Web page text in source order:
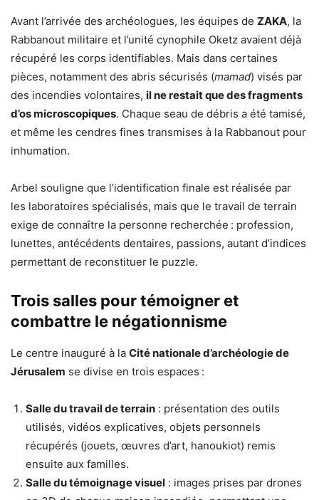
Avant l’arrivée des archéologues, les équipes de ZAKA, la
Rabbanout militaire et l’unité cynophile Oketz avaient déjà
récupéré les corps identifiables. Mais dans certaines
pièces, notamment des abris sécurisés (mamad) visés par
des incendies volontaires, il ne restait que des fragments
d’os microscopiques. Chaque seau de débris a été tamisé,
et même les cendres fines transmises à la Rabbanout pour
inhumation.
Arbel souligne que l’identification finale est réalisée par
les laboratoires spécialisés, mais que le travail de terrain
exige de connaître la personne recherchée : profession,
lunettes, antécédents dentaires, passions, autant d’indices
permettant de reconstituer le puzzle.
Trois salles pour témoigner et
combattre le négationnisme
Le centre inauguré à la Cité nationale d’archéologie de
Jérusalem se divise en trois espaces :
Salle du travail de terrain : présentation des outils
utilisés, vidéos explicatives, objets personnels
récupérés (jouets, œuvres d’art, hanoukiot) remis
ensuite aux familles.
Salle du témoignage visuel : images prises par drones